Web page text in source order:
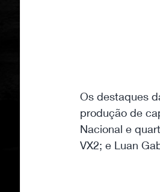
Os destaques
produção de
Nacional e
VX2; e Luan